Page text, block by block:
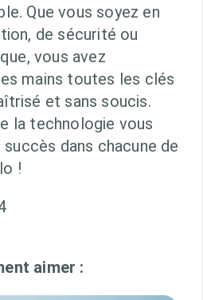
Que vous soyez en
de sécurité ou
vous avez
mains toutes les clés
et sans soucis.
la technologie vous
dans chacune de
!
aimer :